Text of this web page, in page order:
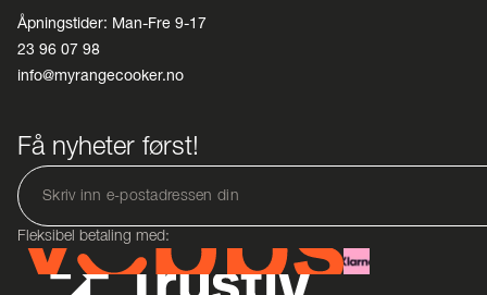
Åpningstider: Man-Fre 9-17
23 96 07 98
info@myrangecooker.no
Få nyheter først!
Fleksibel betaling med: